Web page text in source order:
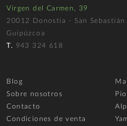
Virgen del Carmen, 39
20012 Donostia - San Sebastián
Guipúzcoa
T. 943 324 618
Blog
Sobre nosotros
Contacto
Condiciones de venta